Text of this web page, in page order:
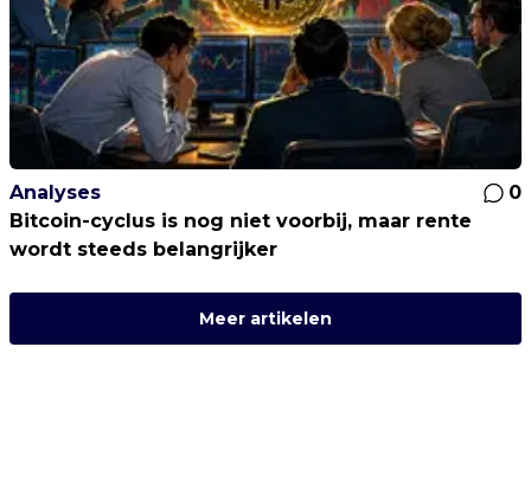
Analyses
0
Bitcoin-cyclus is nog niet voorbij, maar rente
wordt steeds belangrijker
Meer artikelen